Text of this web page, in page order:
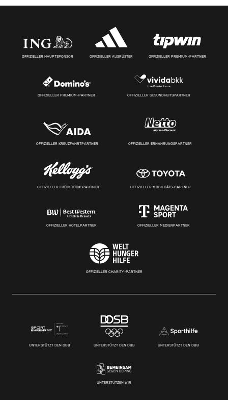
OFFIZIELLER HAUPTSPONSOR OFFIZIELLER AUSRÜSTER OFFIZIELLER PREMIUM-PARTNER
OFFIZIELLER PREMIUM-PARTNER OFFIZIELLER GESUNDHEITSPARTNER
OFFIZIELLER KREUZFAHRTPARTNER OFFIZIELLER ERNÄHRUNGSPARTNER
OFFIZIELLER FRÜHSTÜCKSPARTNER OFFIZIELLER MOBILITÄTS-PARTNER
OFFIZIELLER HOTELPARTNER OFFIZIELLER MEDIENPARTNER
OFFIZIELLER CHARITY-PARTNER
UNTERSTÜTZT DEN DBB UNTERSTÜTZT DEN DBB UNTERSTÜTZT DEN DBB
UNTERSTÜTZEN WIR